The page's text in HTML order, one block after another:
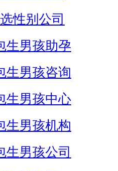
性别公司
生男孩助孕
生男孩咨询
生男孩中心
生男孩机构
生男孩公司